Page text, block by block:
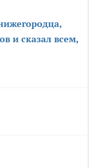
и сказал всем,